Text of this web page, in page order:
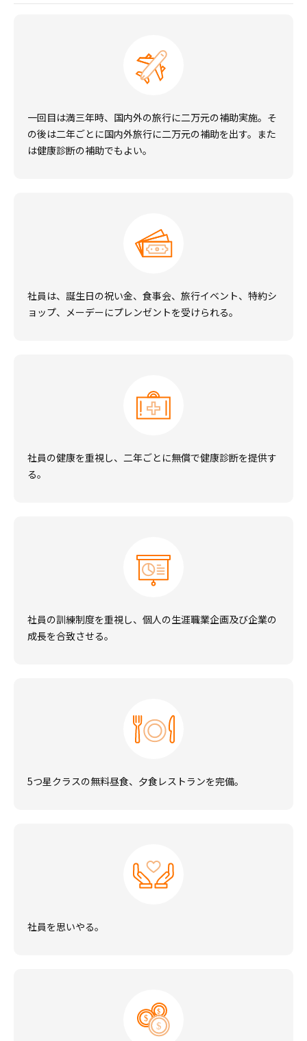
一回目は満三年時、国内外の旅行に二万元の補助実施。そ
の後は二年ごとに国内外旅行に二万元の補助を出す。また
は健康診断の補助でもよい。
社員は、誕生日の祝い金、食事会、旅行イベント、特約シ
ョップ、メーデーにプレンゼントを受けられる。
社員の健康を重視し、二年ごとに無償で健康診断を提供す
る。
社員の訓練制度を重視し、個人の生涯職業企画及び企業の
成長を合致させる。
5つ星クラスの無料昼食、夕食レストランを完備。
社員を思いやる。